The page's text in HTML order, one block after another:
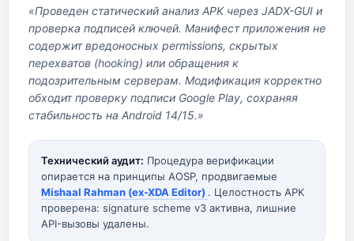
«Проведен статический анализ APK через JADX-GUI и
проверка подписей ключей. Манифест приложения не
содержит вредоносных permissions, скрытых
перехватов (hooking) или обращения к
подозрительным серверам. Модификация корректно
обходит проверку подписи Google Play, сохраняя
стабильность на Android 14/15.»
Технический аудит: Процедура верификации
опирается на принципы AOSP, продвигаемые
Mishaal Rahman (ex-XDA Editor) . Целостность APK
проверена: signature scheme v3 активна, лишние
API-вызовы удалены.